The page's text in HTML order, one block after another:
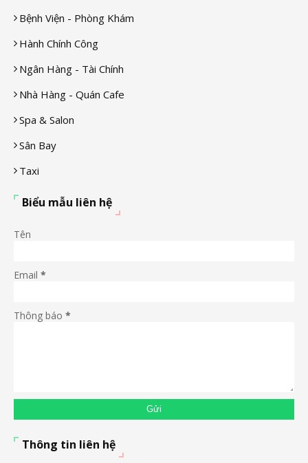
Bệnh Viện - Phòng Khám
Hành Chính Công
Ngân Hàng - Tài Chính
Nhà Hàng - Quán Cafe
Spa & Salon
Sân Bay
Taxi
Biểu mẫu liên hệ
Tên
Email *
Thông báo *
Thông tin liên hệ